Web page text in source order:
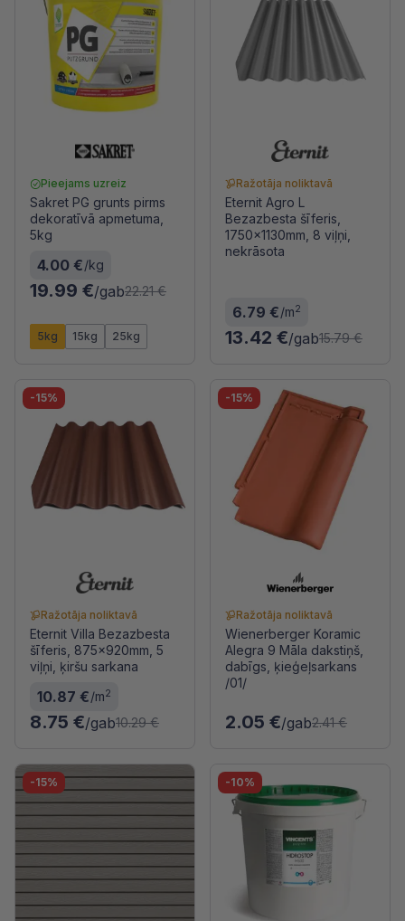
Pieejams uzreiz
Sakret PG grunts pirms
dekoratīvā apmetuma,
5kg
4.00 €/kg
19.99 €/gab22.21 €
5kg 15kg 25kg
Ražotāja noliktavā
Eternit Agro L
Bezazbesta šīferis,
1750x1130mm, 8 viļņi,
nekrāsota
6.79 €/m2
13.42 €/gab15.79 €
-15%
Ražotāja noliktavā
Eternit Villa Bezazbesta
šīferis, 875x920mm, 5
viļņi, ķiršu sarkana
10.87 €/m2
8.75 €/gab10.29 €
-15%
Ražotāja noliktavā
Wienerberger Koramic
Alegra 9 Māla dakstiņš,
dabīgs, ķieģeļsarkans
/01/
2.05 €/gab2.41 €
-15% -10%